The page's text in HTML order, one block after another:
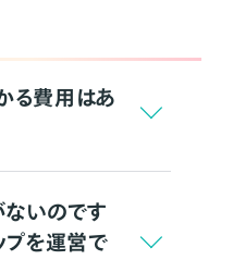
る費用はあ
いのです
プを運営で